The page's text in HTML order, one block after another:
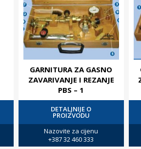
GARNITURA ZA GASNO
ZAVARIVANJE I REZANJE
PBS – 1
DETALJNIJE O
PROIZVODU
Nazovite za cijenu
+387 32 460 333